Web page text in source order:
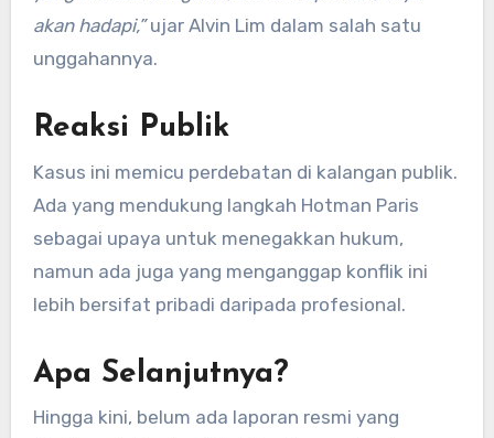
akan hadapi,”ujar Alvin Lim dalam salah satu
unggahannya.
Reaksi Publik
Kasus ini memicu perdebatan di kalangan publik.
Ada yang mendukung langkah Hotman Paris
sebagai upaya untuk menegakkan hukum,
namun ada juga yang menganggap konflik ini
lebih bersifat pribadi daripada profesional.
Apa Selanjutnya?
Hingga kini, belum ada laporan resmi yang